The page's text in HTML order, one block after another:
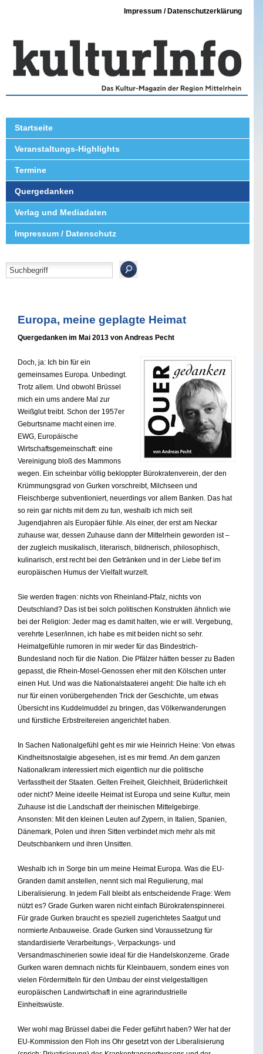
Impressum / Datenschutzerklärung
Startseite
Veranstaltungs-Highlights
Termine
Quergedanken
Verlag und Mediadaten
Impressum / Datenschutz
Europa, meine geplagte Heimat
Quergedanken im Mai 2013 von Andreas Pecht
Doch, ja: Ich bin für ein
gemeinsames Europa. Unbedingt.
Trotz allem. Und obwohl Brüssel
mich ein ums andere Mal zur
Weißglut treibt. Schon der 1957er
Geburtsname macht einen irre.
EWG, Europäische
Wirtschaftsgemeinschaft: eine
Vereinigung bloß des Mammons
wegen. Ein scheinbar völlig bekloppter Bürokratenverein, der den
Krümmungsgrad von Gurken vorschreibt, Milchseen und
Fleischberge subventioniert, neuerdings vor allem Banken. Das hat
so rein gar nichts mit dem zu tun, weshalb ich mich seit
Jugendjahren als Europäer fühle. Als einer, der erst am Neckar
zuhause war, dessen Zuhause dann der Mittelrhein geworden ist –
der zugleich musikalisch, literarisch, bildnerisch, philosophisch,
kulinarisch, erst recht bei den Getränken und in der Liebe tief im
europäischen Humus der Vielfalt wurzelt.
Sie werden fragen: nichts von Rheinland-Pfalz, nichts von
Deutschland? Das ist bei solch politischen Konstrukten ähnlich wie
bei der Religion: Jeder mag es damit halten, wie er will. Vergebung,
verehrte Leser/innen, ich habe es mit beiden nicht so sehr.
Heimatgefühle rumoren in mir weder für das Bindestrich-
Bundesland noch für die Nation. Die Pfälzer hätten besser zu Baden
gepasst, die Rhein-Mosel-Genossen eher mit den Kölschen unter
einen Hut. Und was die Nationalstaaterei angeht: Die halte ich eh
nur für einen vorübergehenden Trick der Geschichte, um etwas
Übersicht ins Kuddelmuddel zu bringen, das Völkerwanderungen
und fürstliche Erbstreitereien angerichtet haben.
In Sachen Nationalgefühl geht es mir wie Heinrich Heine: Von etwas
Kindheitsnostalgie abgesehen, ist es mir fremd. An dem ganzen
Nationalkram interessiert mich eigentlich nur die politische
Verfasstheit der Staaten. Gelten Freiheit, Gleichheit, Brüderlichkeit
oder nicht? Meine ideelle Heimat ist Europa und seine Kultur, mein
Zuhause ist die Landschaft der rheinischen Mittelgebirge.
Ansonsten: Mit den kleinen Leuten auf Zypern, in Italien, Spanien,
Dänemark, Polen und ihren Sitten verbindet mich mehr als mit
Deutschbankern und ihren Unsitten.
Weshalb ich in Sorge bin um meine Heimat Europa. Was die EU-
Granden damit anstellen, nennt sich mal Regulierung, mal
Liberalisierung. In jedem Fall bleibt als entscheidende Frage: Wem
nützt es? Grade Gurken waren nicht einfach Bürokratenspinnerei.
Für grade Gurken braucht es speziell zugerichtetes Saatgut und
normierte Anbauweise. Grade Gurken sind Voraussetzung für
standardisierte Verarbeitungs-, Verpackungs- und
Versandmaschinerien sowie ideal für die Handelskonzerne. Grade
Gurken waren demnach nichts für Kleinbauern, sondern eines von
vielen Fördermitteln für den Umbau der einst vielgestaltigen
europäischen Landwirtschaft in eine agrarindustrielle
Einheitswüste.
Wer wohl mag Brüssel dabei die Feder geführt haben? Wer hat der
EU-Kommission den Floh ins Ohr gesetzt von der Liberalisierung